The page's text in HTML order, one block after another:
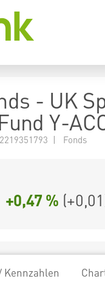
- UK
Y-
| Fonds
+0,47 % (+0,01
Kennzahlen